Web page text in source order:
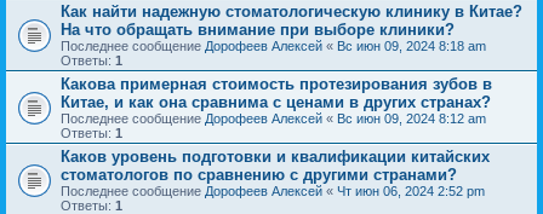
Как найти надежную стоматологическую клинику в Китае?
На что обращать внимание при выборе клиники?
Последнее сообщение Дорофеев Алексей « Вс июн 09, 2024 8:18 am
Ответы: 1
Какова примерная стоимость протезирования зубов в
Китае, и как она сравнима с ценами в других странах?
Последнее сообщение Дорофеев Алексей « Вс июн 09, 2024 8:12 am
Ответы: 1
Каков уровень подготовки и квалификации китайских
стоматологов по сравнению с другими странами?
Последнее сообщение Дорофеев Алексей « Чт июн 06, 2024 2:52 pm
Ответы: 1